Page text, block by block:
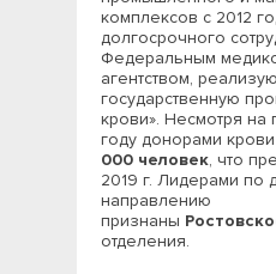
комплексов с 2012
долгосрочного
Федеральным
агентством,
государственную
крови». Несмотря
году донорами
000 человек, что
2019 г. Лидерами по
направлению
признаны
отделения.